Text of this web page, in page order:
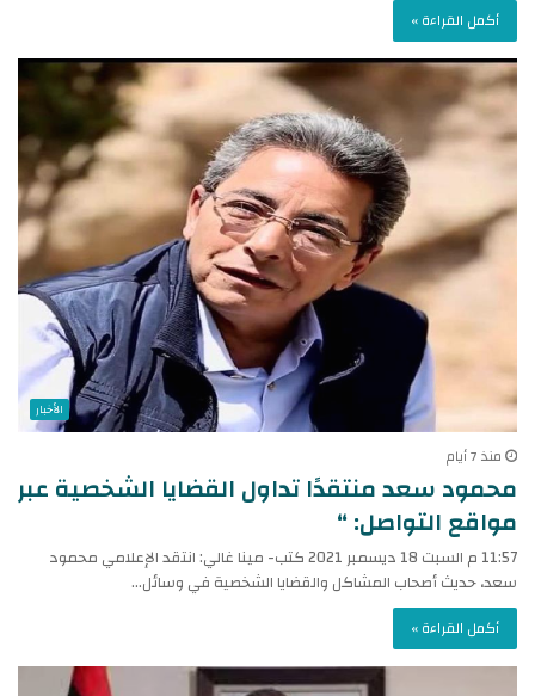
أكمل القراءة »
الأخبار
منذ 7 أيام
محمود سعد منتقدًا تداول القضايا الشخصية عبر
مواقع التواصل: “
11:57 م السبت 18 ديسمبر 2021 كتب- مينا غالي: انتقد الإعلامي محمود
سعد، حديث أصحاب المشاكل والقضايا الشخصية في وسائل…
أكمل القراءة »